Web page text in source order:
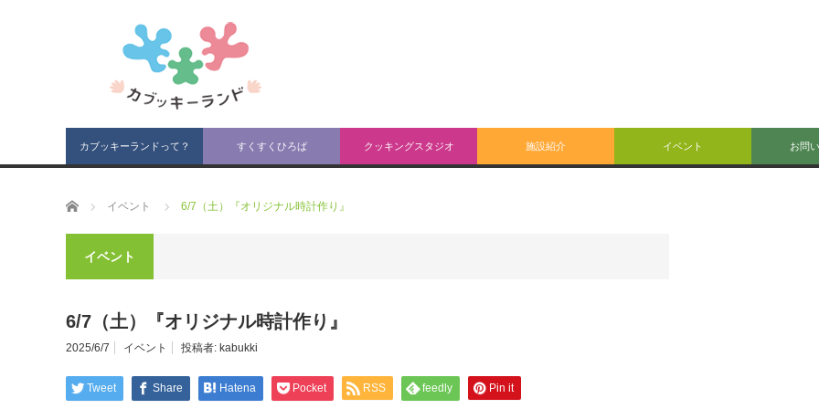
カブッキーランドって？ すくすくひろば クッキングスタジオ 施設紹介 イベント お問
ホーム イベント 6/7（土）『オリジナル時計作り』
イベント
6/7（土）『オリジナル時計作り』
2025/6/7 イベント 投稿者: kabukki
Tweet Share Hatena Pocket RSS feedly Pin it